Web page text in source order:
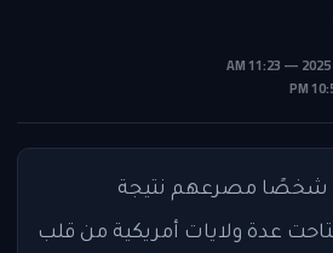
لقي ما لا يقل عن 23 شخصًا مصرعهم نتيجة
عدة ولايات أمريكية من قلب